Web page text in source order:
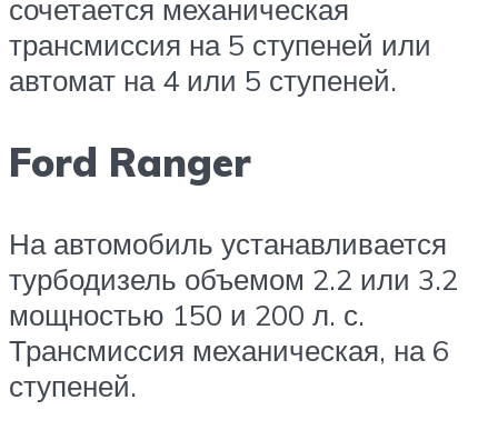
сочетается механическая
трансмиссия на 5 ступеней или
автомат на 4 или 5 ступеней.
Ford Ranger
На автомобиль устанавливается
турбодизель объемом 2.2 или 3.2
мощностью 150 и 200 л. с.
Трансмиссия механическая, на 6
ступеней.